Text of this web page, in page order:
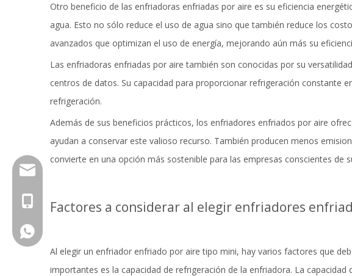
Otro beneficio de las enfriadoras enfriadas por aire es su eficiencia
agua. Esto no sólo reduce el uso de agua sino que también reduce los
avanzados que optimizan el uso de energía, mejorando aún más su
Las enfriadoras enfriadas por aire también son conocidas por su
centros de datos. Su capacidad para proporcionar refrigeración constante
refrigeración.
Además de sus beneficios prácticos, los enfriadores enfriados por aire
ayudan a conservar este valioso recurso. También producen menos
convierte en una opción más sostenible para las empresas conscientes de
Factores a considerar al elegir enfriadores
Al elegir un enfriador enfriado por aire tipo mini, hay varios factores que
importantes es la capacidad de refrigeración de la enfriadora. La
+86-15505345921